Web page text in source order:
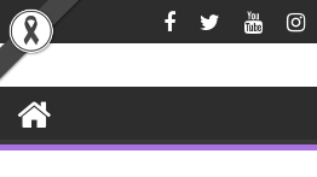
Skip
to
content